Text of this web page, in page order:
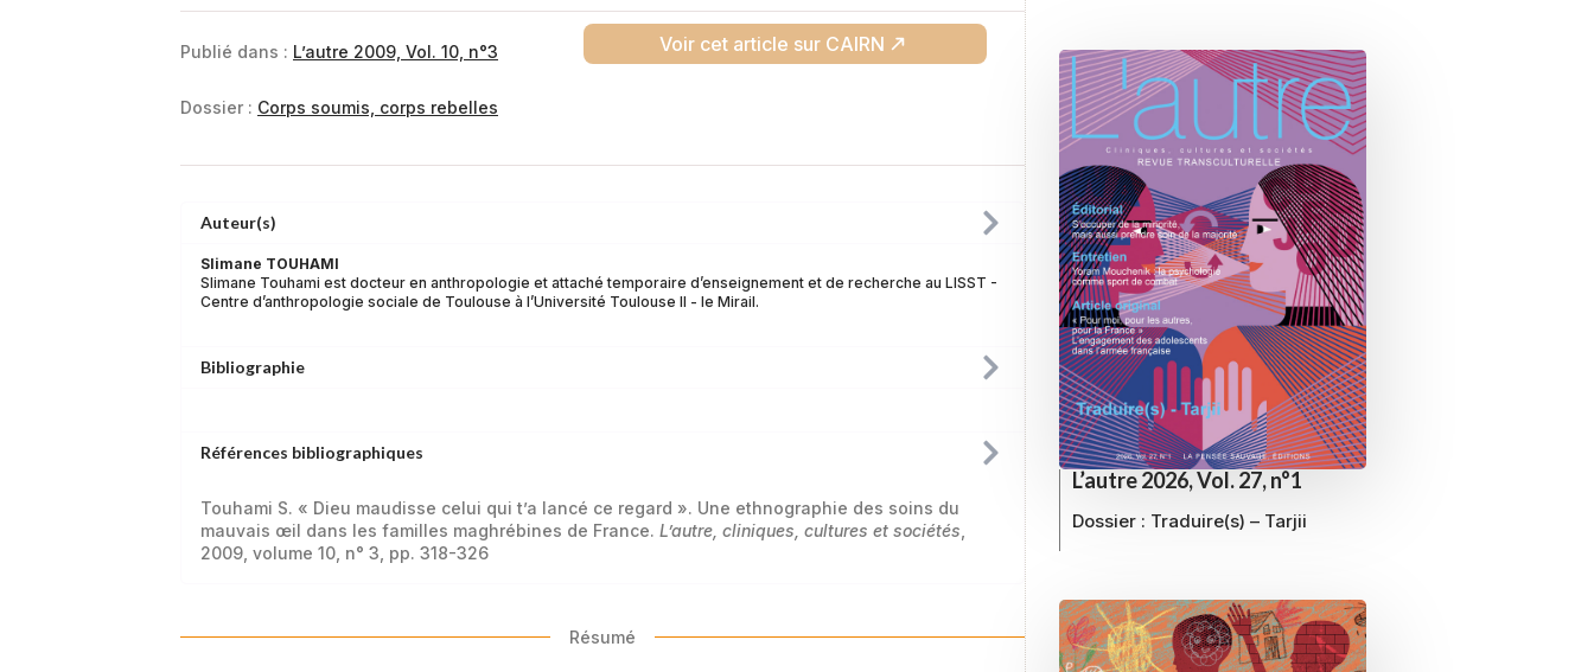
Publié dans : L’autre 2009, Vol. 10, n°3
Dossier : Corps soumis, corps rebelles
Voir cet article sur CAIRN
Auteur(s)
Slimane TOUHAMI
Slimane Touhami est docteur en anthropologie et attaché temporaire d’enseignement et de recherche au LISST -
Centre d’anthropologie sociale de Toulouse à l’Université Toulouse II - le Mirail.
Bibliographie
Références bibliographiques
Touhami S. « Dieu maudisse celui qui t’a lancé ce regard ». Une ethnographie des soins du
mauvais œil dans les familles maghrébines de France. L’autre, cliniques, cultures et sociétés
2009, volume 10, n° 3, pp. 318-326
Résumé
L’autre 2026, Vol. 27, n°1
Dossier : Traduire(s) – Tarjii